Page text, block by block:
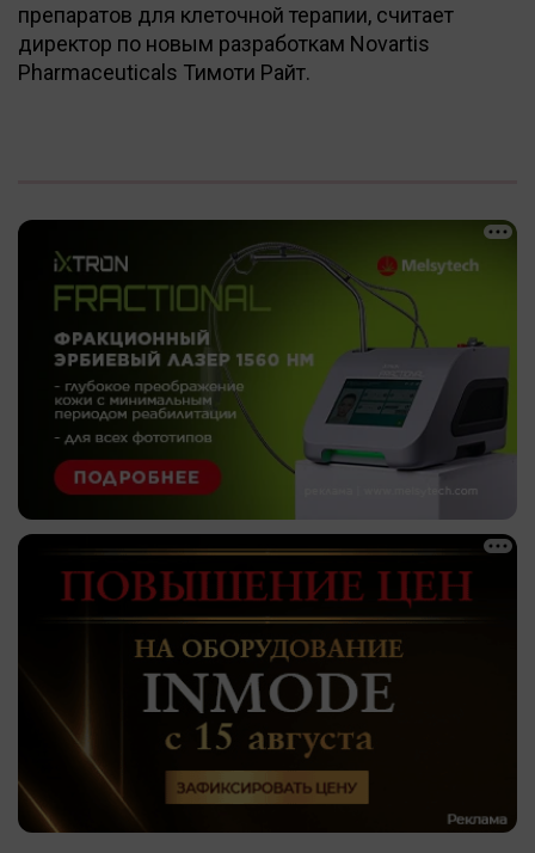
препаратов для клеточной терапии, считает
директор по новым разработкам Novartis
Pharmaceuticals Тимоти Райт.